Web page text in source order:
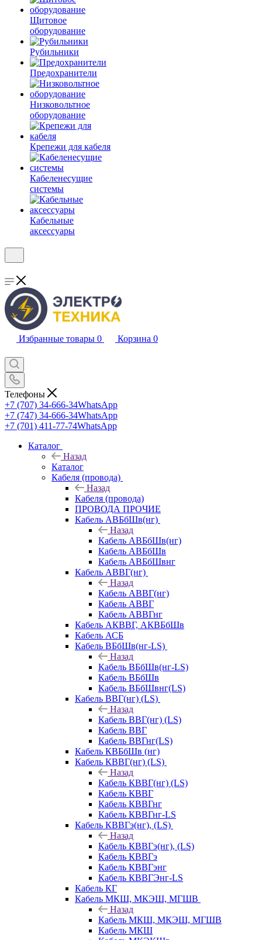
Щитовое
оборудование
Рубильники
Предохранители
Низковольтное
оборудование
Крепежи для кабеля
Кабеленесущие
системы
Кабельные
аксессуары
Избранные товары 0 Корзина 0
Телефоны
+7 (707) 34-666-34WhatsApp
+7 (747) 34-666-34WhatsApp
+7 (701) 411-77-74WhatsApp
Каталог
Назад
Каталог
Кабеля (провода)
Назад
Кабеля (провода)
ПРОВОДА ПРОЧИЕ
Кабель АВБбШв(нг)
Назад
Кабель АВБбШв(нг)
Кабель АВБбШв
Кабель АВБбШвнг
Кабель АВВГ(нг)
Назад
Кабель АВВГ(нг)
Кабель АВВГ
Кабель АВВГнг
Кабель АКВВГ, АКВБбШв
Кабель АСБ
Кабель ВБбШв(нг-LS)
Назад
Кабель ВБбШв(нг-LS)
Кабель ВБбШв
Кабель ВБбШвнг(LS)
Кабель ВВГ(нг) (LS)
Назад
Кабель ВВГ(нг) (LS)
Кабель ВВГ
Кабель ВВГнг(LS)
Кабель КВБбШв (нг)
Кабель КВВГ(нг) (LS)
Назад
Кабель КВВГ(нг) (LS)
Кабель КВВГ
Кабель КВВГнг
Кабель КВВГнг-LS
Кабель КВВГэ(нг), (LS)
Назад
Кабель КВВГэ(нг), (LS)
Кабель КВВГэ
Кабель КВВГэнг
Кабель КВВГЭнг-LS
Кабель КГ
Кабель МКШ, МКЭШ, МГШВ
Назад
Кабель МКШ, МКЭШ, МГШВ
Кабель МКШ